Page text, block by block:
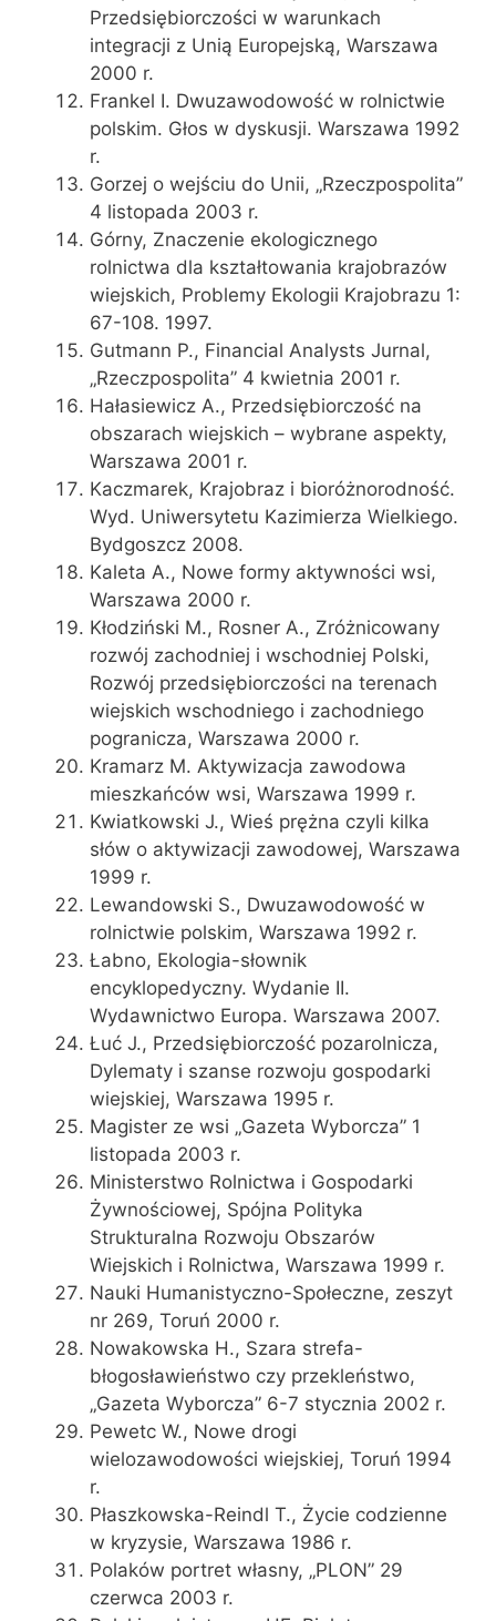
Przedsiębiorczości w warunkach
integracji z Unią Europejską, Warszawa
2000 r.
Frankel I. Dwuzawodowość w rolnictwie
polskim. Głos w dyskusji. Warszawa 1992
r.
Gorzej o wejściu do Unii, „Rzeczpospolita”
4 listopada 2003 r.
Górny, Znaczenie ekologicznego
rolnictwa dla kształtowania krajobrazów
wiejskich, Problemy Ekologii Krajobrazu 1:
67-108. 1997.
Gutmann P., Financial Analysts Jurnal,
„Rzeczpospolita” 4 kwietnia 2001 r.
Hałasiewicz A., Przedsiębiorczość na
obszarach wiejskich – wybrane aspekty,
Warszawa 2001 r.
Kaczmarek, Krajobraz i bioróżnorodność.
Wyd. Uniwersytetu Kazimierza Wielkiego.
Bydgoszcz 2008.
Kaleta A., Nowe formy aktywności wsi,
Warszawa 2000 r.
Kłodziński M., Rosner A., Zróżnicowany
rozwój zachodniej i wschodniej Polski,
Rozwój przedsiębiorczości na terenach
wiejskich wschodniego i zachodniego
pogranicza, Warszawa 2000 r.
Kramarz M. Aktywizacja zawodowa
mieszkańców wsi, Warszawa 1999 r.
Kwiatkowski J., Wieś prężna czyli kilka
słów o aktywizacji zawodowej, Warszawa
1999 r.
Lewandowski S., Dwuzawodowość w
rolnictwie polskim, Warszawa 1992 r.
Łabno, Ekologia-słownik
encyklopedyczny. Wydanie II.
Wydawnictwo Europa. Warszawa 2007.
Łuć J., Przedsiębiorczość pozarolnicza,
Dylematy i szanse rozwoju gospodarki
wiejskiej, Warszawa 1995 r.
Magister ze wsi „Gazeta Wyborcza” 1
listopada 2003 r.
Ministerstwo Rolnictwa i Gospodarki
Żywnościowej, Spójna Polityka
Strukturalna Rozwoju Obszarów
Wiejskich i Rolnictwa, Warszawa 1999 r.
Nauki Humanistyczno-Społeczne, zeszyt
nr 269, Toruń 2000 r.
Nowakowska H., Szara strefa-
błogosławieństwo czy przekleństwo,
„Gazeta Wyborcza” 6-7 stycznia 2002 r.
Pewetc W., Nowe drogi
wielozawodowości wiejskiej, Toruń 1994
r.
Płaszkowska-Reindl T., Życie codzienne
w kryzysie, Warszawa 1986 r.
Polaków portret własny, „PLON” 29
czerwca 2003 r.